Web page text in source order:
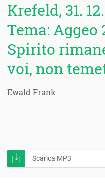
Krefeld, 31.
Tema: Aggeo
Spirito
voi, non
Ewald Frank
Scarica MP3